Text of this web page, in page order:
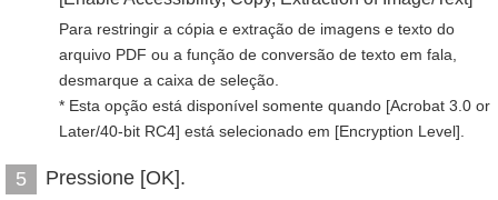
Para restringir a cópia e extração de imagens e texto do
arquivo PDF ou a função de conversão de texto em fala,
desmarque a caixa de seleção.
* Esta opção está disponível somente quando [Acrobat 3.0 or
Later/40-bit RC4] está selecionado em [Encryption Level].
5 Pressione [OK].